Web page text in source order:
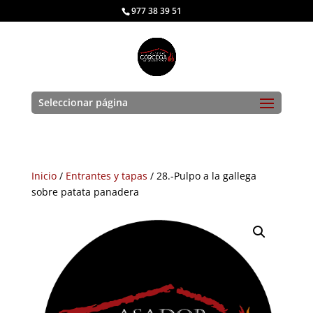
977 38 39 51
Seleccionar página
Inicio/ Entrantes y tapas / 28.-Pulpo a la gallega
sobre patata panadera